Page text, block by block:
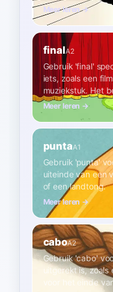
Meer leren →
finalA2
Gebruik 'final'
iets, zoals een
muziekstuk. Het
Meer leren →
puntaA1
Gebruik 'punta'
uiteinde van een
of een landtong.
Meer leren →
caboA2
Gebruik 'cabo'
uitgerekt is,
voor het einde